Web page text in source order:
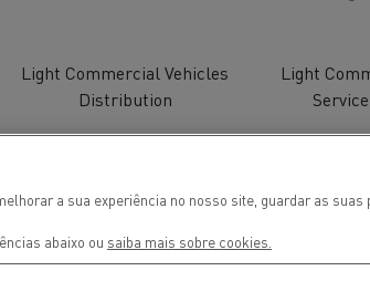
Serviços de
bombeiros
Light Commercial Vehicles
Distribution
Light
Localização
a sua experiência no nosso site, guardar as
abaixo ou saiba mais sobre cookies.